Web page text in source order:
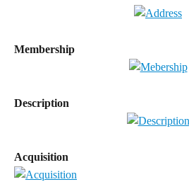
Membership
Description
Acquisition